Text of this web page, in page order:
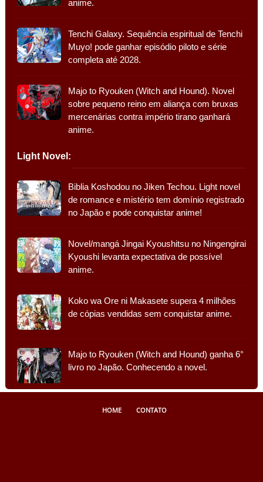
anime.
Tenchi Galaxy. Sequência espiritual de Tenchi
Muyo! pode ganhar episódio piloto e série
completa até 2028.
Majo to Ryouken (Witch and Hound). Novel
sobre pequeno reino em aliança com bruxas
mercenárias contra império tirano ganhará
anime.
Light Novel:
Biblia Koshodou no Jiken Techou. Light novel
de romance e mistério tem domínio registrado
no Japão e pode conquistar anime!
Novel/mangá Jingai Kyoushitsu no Ningengirai
Kyoushi levanta expectativa de possível
anime.
Koko wa Ore ni Makasete supera 4 milhões
de cópias vendidas sem conquistar anime.
Majo to Ryouken (Witch and Hound) ganha 6°
livro no Japão. Conhecendo a novel.
HOME CONTATO